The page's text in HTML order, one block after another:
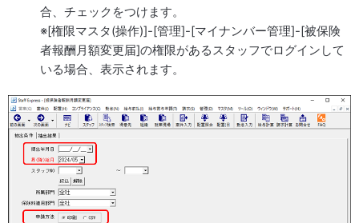
合、チェックをつけます。
※[権限マスタ(操作)]-[管理]-[マイナンバー管理]-[被保険
者報酬月額変更届]の権限があるスタッフでログインして
いる場合、表示されます。